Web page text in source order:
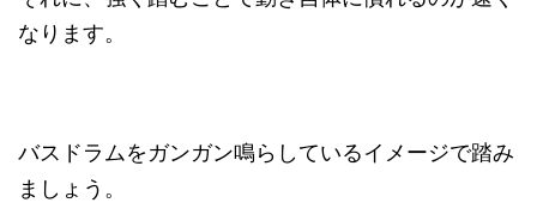
なります。
バスドラムをガンガン鳴らしているイメージで踏み
ましょう。